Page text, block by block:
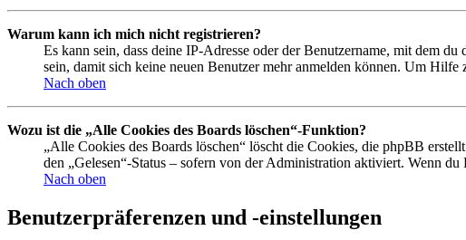
Warum kann ich mich nicht registrieren?
Es kann sein, dass deine IP-Adresse oder der Benutzername, mit dem
sein, damit sich keine neuen Benutzer mehr anmelden können. Um
Nach oben
Wozu ist die „Alle Cookies des Boards löschen“-Funktion?
„Alle Cookies des Boards löschen“ löscht die Cookies, die phpBB
den „Gelesen“-Status – sofern von der Administration aktiviert. Wenn
Nach oben
Benutzerpräferenzen und -einstellungen